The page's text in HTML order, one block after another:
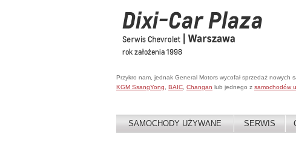
Przykro nam, jednak General Motors wycofał sprzedaż nowych
KGM SsangYong
BAIC Changan lub jednego z samochodów
SAMOCHODY UŻYWANE SERWIS